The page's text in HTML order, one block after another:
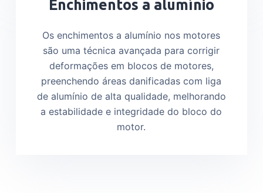
Enchimentos a alumínio
Os enchimentos a alumínio nos motores
são uma técnica avançada para corrigir
deformações em blocos de motores,
preenchendo áreas danificadas com liga
de alumínio de alta qualidade, melhorando
a estabilidade e integridade do bloco do
motor.